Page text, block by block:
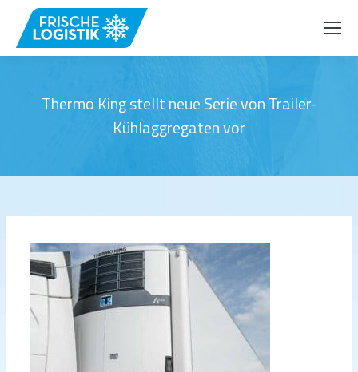
Thermo King stellt neue Serie von Trailer-
Kühlaggregaten vor